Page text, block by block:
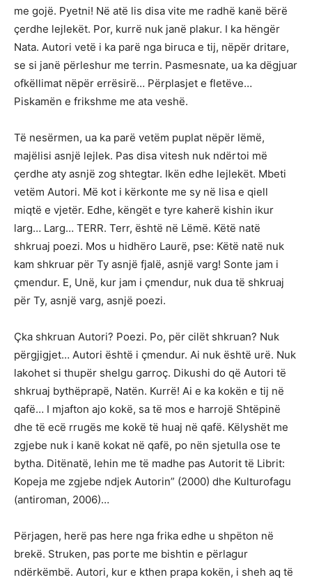
me gojë. Pyetni! Në atë lis disa vite me radhë kanë bërë
çerdhe lejlekët. Por, kurrë nuk janë plakur. I ka hëngër
Nata. Autori vetë i ka parë nga biruca e tij, nëpër dritare,
se si janë përleshur me terrin. Pasmesnate, ua ka dëgjuar
ofkëllimat nëpër errësirë… Përplasjet e fletëve…
Piskamën e frikshme me ata veshë.
Të nesërmen, ua ka parë vetëm puplat nëpër lëmë,
majëlisi asnjë lejlek. Pas disa vitesh nuk ndërtoi më
çerdhe aty asnjë zog shtegtar. Ikën edhe lejlekët. Mbeti
vetëm Autori. Më kot i kërkonte me sy në lisa e qiell
miqtë e vjetër. Edhe, këngët e tyre kaherë kishin ikur
larg… Larg… TERR. Terr, është në Lëmë. Këtë natë
shkruaj poezi. Mos u hidhëro Laurë, pse: Këtë natë nuk
kam shkruar për Ty asnjë fjalë, asnjë varg! Sonte jam i
çmendur. E, Unë, kur jam i çmendur, nuk dua të shkruaj
për Ty, asnjë varg, asnjë poezi.
Çka shkruan Autori? Poezi. Po, për cilët shkruan? Nuk
përgjigjet… Autori është i çmendur. Ai nuk është urë. Nuk
lakohet si thupër shelgu garroç. Dikushi do që Autori të
shkruaj bythëprapë, Natën. Kurrë! Ai e ka kokën e tij në
qafë… I mjafton ajo kokë, sa të mos e harrojë Shtëpinë
dhe të ecë rrugës me kokë të huaj në qafë. Këlyshët me
zgjebe nuk i kanë kokat në qafë, po nën sjetulla ose te
bytha. Ditënatë, lehin me të madhe pas Autorit të Librit:
Kopeja me zgjebe ndjek Autorin” (2000) dhe Kulturofagu
(antiroman, 2006)…
Përjagen, herë pas here nga frika edhe u shpëton në
brekë. Struken, pas porte me bishtin e përlagur
ndërkëmbë. Autori, kur e kthen prapa kokën, i sheh aq të